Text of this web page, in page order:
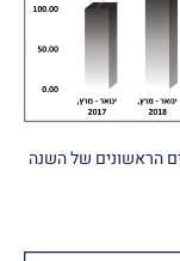
הראשונים של השנה